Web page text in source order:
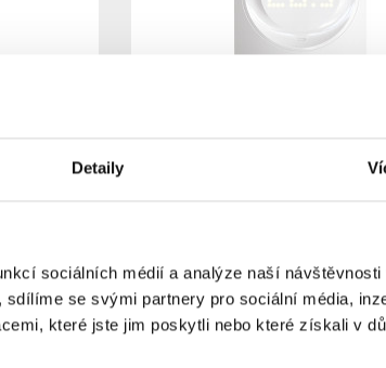
Detaily
sociálních médií a analýze naší
se svými partnery pro sociální média,
které jste jim poskytli nebo které získali v
374 Kč
termostat
2